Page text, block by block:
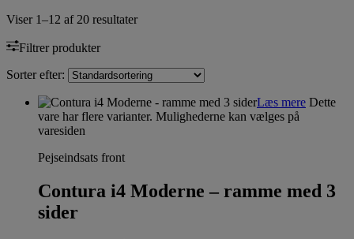
Viser 1–12 af 20 resultater
Filtrer produkter
Sorter efter:
Læs mere Dette
vare har flere varianter. Mulighederne kan vælges på
varesiden
Pejseindsats front
Contura i4 Moderne – ramme med 3
sider